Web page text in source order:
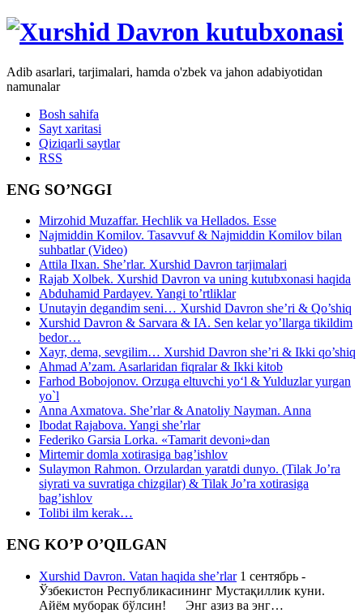
Adib asarlari, tarjimalari, hamda o'zbek va jahon adabiyotidan
namunalar
Bosh sahifa
Sayt xaritasi
Qiziqarli saytlar
RSS
ENG SO’NGGI
Mirzohid Muzaffar. Hechlik va Hellados. Esse
Najmiddin Komilov. Tasavvuf & Najmiddin Komilov bilan
suhbatlar (Video)
Attila Ilxan. She’rlar. Xurshid Davron tarjimalari
Rajab Xolbek. Xurshid Davron va uning kutubxonasi haqida
Abduhamid Pardayev. Yangi to’rtliklar
Unutayin degandim seni… Xurshid Davron she’ri & Qo’shiq
Xurshid Davron & Sarvara & IA. Sen kelar yo’llarga tikildim
bedor…
Xayr, dema, sevgilim… Xurshid Davron she’ri & Ikki qo’shiq
Ahmad A’zam. Asarlaridan fiqralar & Ikki kitob
Farhod Bobojonov. Orzuga eltuvchi yo‘l & Yulduzlar yurgan
yo`l
Anna Axmatova. She’rlar & Anatoliy Nayman. Anna
Ibodat Rajabova. Yangi she’rlar
Federiko Garsia Lorka. «Tamarit devoni»dan
Mirtemir domla xotirasiga bag’ishlov
Sulaymon Rahmon. Orzulardan yaratdi dunyo. (Tilak Jo’ra
siyrati va suvratiga chizgilar) & Tilak Jo’ra xotirasiga
bag’ishlov
Tolibi ilm kerak…
ENG KO’P O’QILGAN
Xurshid Davron. Vatan haqida she’rlar1 сентябрь -
Ўзбекистон Республикасининг Мустақиллик куни.
Айём муборак бўлсин! Энг азиз ва энг…